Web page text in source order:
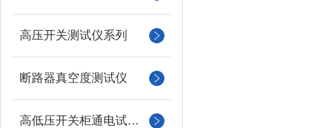
高压开关测试仪系列
断路器真空度测试仪
高低压开关柜通电试验台